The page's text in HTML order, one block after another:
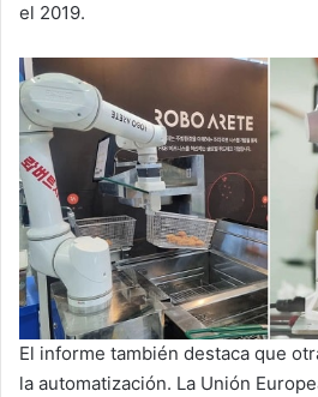
el 2019.
El informe también destaca que
la automatización. La Unión